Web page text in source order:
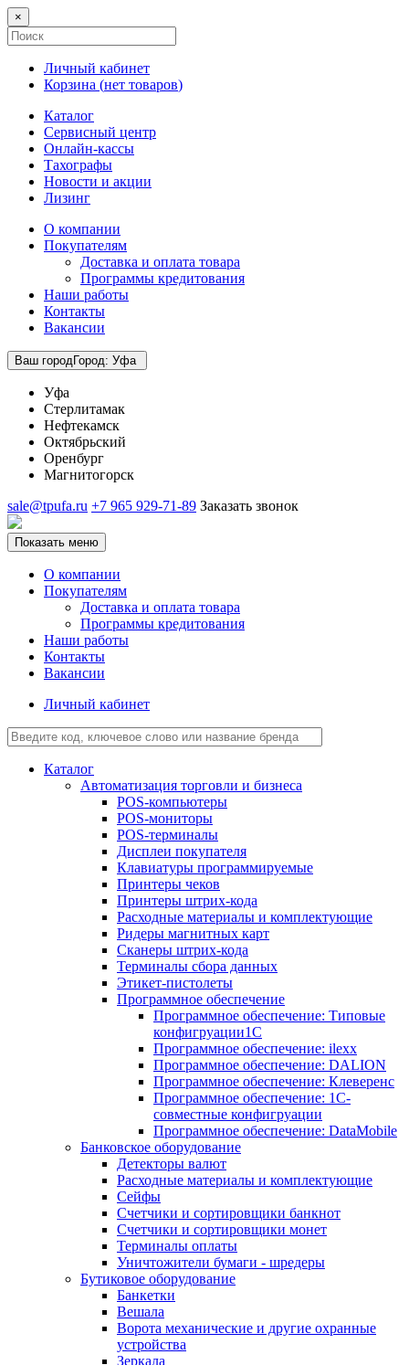
×
Личный кабинет
Корзина (нет товаров)
Каталог
Сервисный центр
Онлайн-кассы
Тахографы
Новости и акции
Лизинг
О компании
Покупателям
Доставка и оплата товара
Программы кредитования
Наши работы
Контакты
Вакансии
Ваш городГород: Уфа
Уфа
Стерлитамак
Нефтекамск
Октябрьский
Оренбург
Магнитогорск
sale@tpufa.ru +7 965 929-71-89 Заказать звонок
Показать меню
О компании
Покупателям
Доставка и оплата товара
Программы кредитования
Наши работы
Контакты
Вакансии
Личный кабинет
Каталог
Автоматизация торговли и бизнеса
POS-компьютеры
POS-мониторы
POS-терминалы
Дисплеи покупателя
Клавиатуры программируемые
Принтеры чеков
Принтеры штрих-кода
Расходные материалы и комплектующие
Ридеры магнитных карт
Сканеры штрих-кода
Терминалы сбора данных
Этикет-пистолеты
Программное обеспечение
Программное обеспечение: Типовые
конфигруации1С
Программное обеспечение: ilexx
Программное обеспечение: DALION
Программное обеспечение: Клеверенс
Программное обеспечение: 1С-
совместные конфигруации
Программное обеспечение: DataMobile
Банковское оборудование
Детекторы валют
Расходные материалы и комплектующие
Сейфы
Счетчики и сортировщики банкнот
Счетчики и сортировщики монет
Терминалы оплаты
Уничтожители бумаги - шредеры
Бутиковое оборудование
Банкетки
Вешала
Ворота механические и другие охранные
устройства
Зеркала